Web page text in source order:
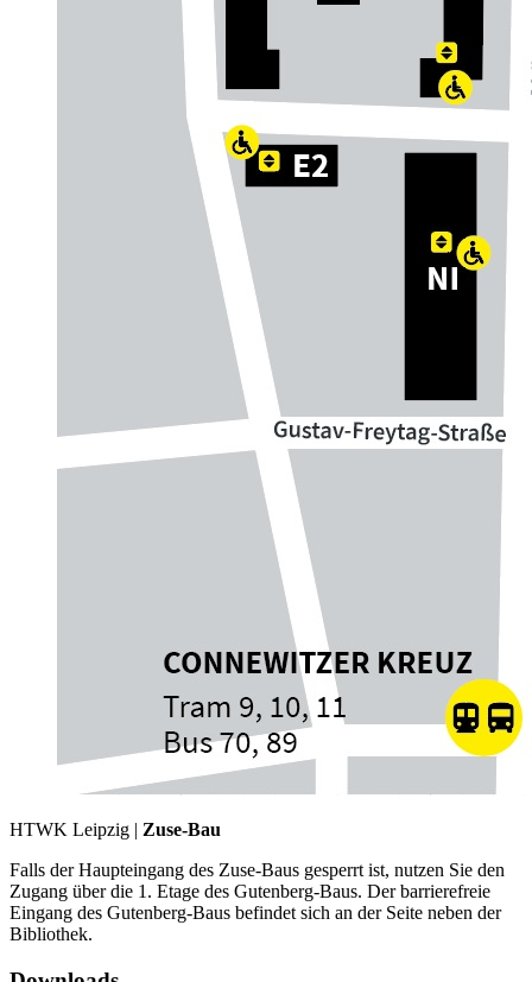
HTWK Leipzig | Zuse-Bau
Falls der Haupteingang des Zuse-Baus gesperrt ist, nutzen Sie den
Zugang über die 1. Etage des Gutenberg-Baus. Der barrierefreie
Eingang des Gutenberg-Baus befindet sich an der Seite neben der
Bibliothek.